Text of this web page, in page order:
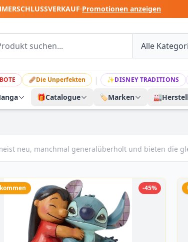
·Promotionen anzeigen
🩹Die Unperfekten | ✨DISNEY TRADITIONS
🎁Catalogue 🏷️Marken 🏭
neu, manchmal generalüberholt und bieten die
-45%